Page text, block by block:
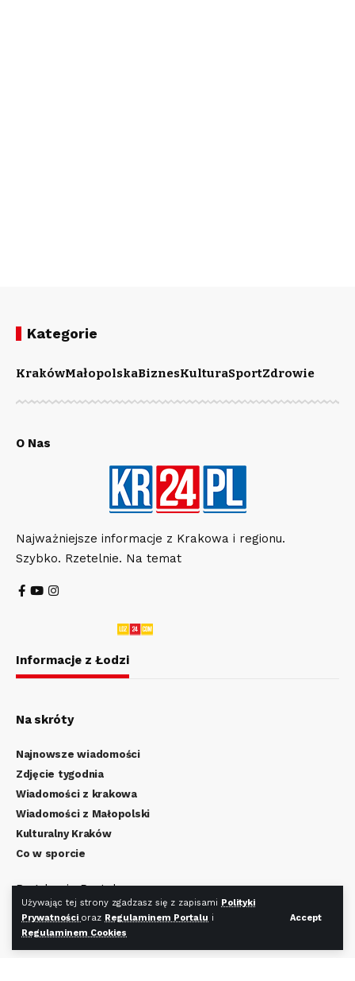
Używając tej strony zgadzasz się z zapisami Polityki
Prywatności oraz Regulaminem Portalu i
Regulaminem Cookies
Accept
Kategorie
KrakówMałopolskaBiznesKulturaSportZdrowie
O Nas
Najważniejsze informacje z Krakowa i regionu.
Szybko. Rzetelnie. Na temat
Informacje z Łodzi
Na skróty
Najnowsze wiadomości
Zdjęcie tygodnia
Wiadomości z krakowa
Wiadomości z Małopolski
Kulturalny Kraków
Co w sporcie
Regulamin Portalu
Polityka Prywatności
Regulamin Cookies